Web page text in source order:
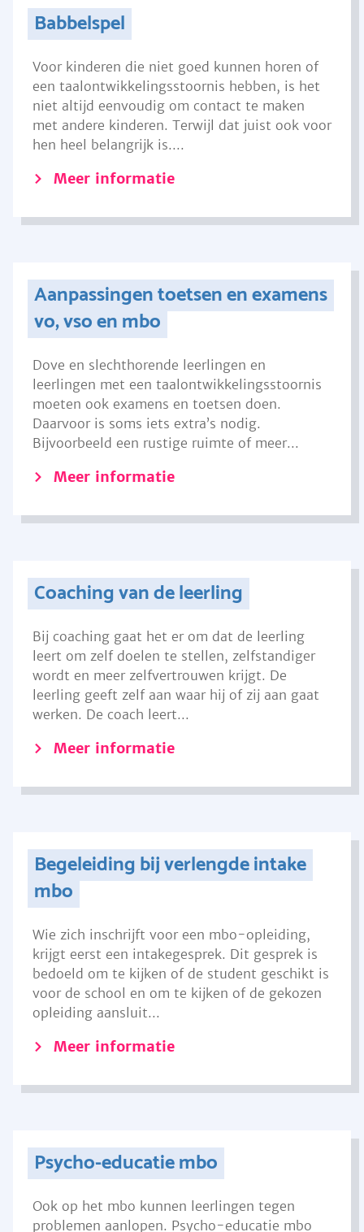
Babbelspel
Voor kinderen die niet goed kunnen horen of
een taalontwikkelingsstoornis hebben, is het
niet altijd eenvoudig om contact te maken
met andere kinderen. Terwijl dat juist ook voor
hen heel belangrijk is....
Meer informatie
Aanpassingen toetsen en examens
vo, vso en mbo
Dove en slechthorende leerlingen en
leerlingen met een taalontwikkelingsstoornis
moeten ook examens en toetsen doen.
Daarvoor is soms iets extra’s nodig.
Bijvoorbeeld een rustige ruimte of meer...
Meer informatie
Coaching van de leerling
Bij coaching gaat het er om dat de leerling
leert om zelf doelen te stellen, zelfstandiger
wordt en meer zelfvertrouwen krijgt. De
leerling geeft zelf aan waar hij of zij aan gaat
werken. De coach leert...
Meer informatie
Begeleiding bij verlengde intake
mbo
Wie zich inschrijft voor een mbo-opleiding,
krijgt eerst een intakegesprek. Dit gesprek is
bedoeld om te kijken of de student geschikt is
voor de school en om te kijken of de gekozen
opleiding aansluit...
Meer informatie
Psycho-educatie mbo
Ook op het mbo kunnen leerlingen tegen
problemen aanlopen. Psycho-educatie mbo